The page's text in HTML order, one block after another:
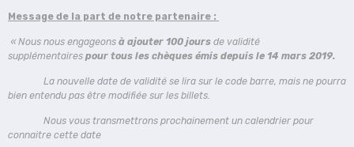
Message de la part de notre partenaire :
« Nous nous engageons à ajouter 100 jours de validité
supplémentaires pour tous les chèques émis depuis le 14 mars 2019.
La nouvelle date de validité se lira sur le code barre, mais ne pourra
bien entendu pas être modifiée sur les billets.
Nous vous transmettrons prochainement un calendrier pour
connaitre cette date